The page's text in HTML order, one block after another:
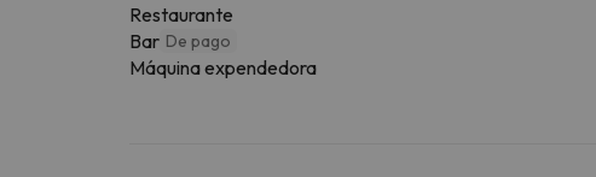
Restaurante
Bar De pago
Máquina expendedora